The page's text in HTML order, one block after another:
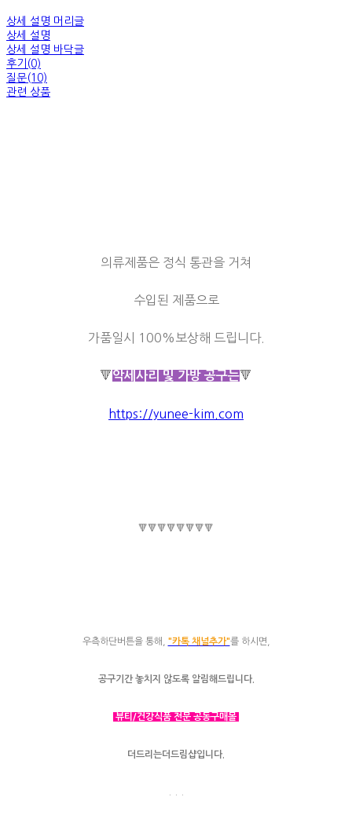
상세 설명 머리글
상세 설명
상세 설명 바닥글
후기(0)
질문(10)
관련 상품
의류제품은 정식 통관을 거쳐
수입된 제품으로
가품일시 100%보상해 드립니다.
🔻 악세사리 및 가방 공구는🔻
https://yunee-kim.com
🔻🔻🔻🔻🔻🔻🔻🔻
우측하단버튼을 통해, "카톡 채널추가"를 하시면,
공구기간 놓치지 않도록 알림해드립니다.
뷰티/건강식품 전문 공동구매몰
더드리는더드림샵입니다.